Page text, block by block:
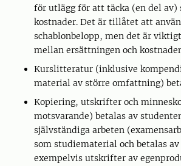
för utlägg för att täcka (en del av)
kostnader. Det är tillåtet att
schablonbelopp, men det är
mellan ersättningen och
Kurslitteratur (inklusive
material av större omfattning)
Kopiering, utskrifter och
motsvarande) betalas av
självständiga arbeten
som studiematerial och betalas
exempelvis utskrifter av